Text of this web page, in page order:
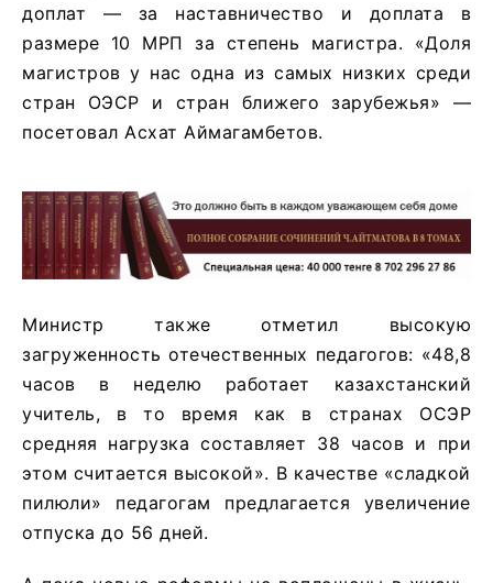
доплат — за наставничество и доплата в
размере 10 МРП за степень магистра. «Доля
магистров у нас одна из самых низких среди
стран ОЭСР и стран ближего зарубежья» —
посетовал Асхат Аймагамбетов.
Министр также отметил высокую
загруженность отечественных педагогов: «48,8
часов в неделю работает казахстанский
учитель, в то время как в странах ОСЭР
средняя нагрузка составляет 38 часов и при
этом считается высокой». В качестве «сладкой
пилюли» педагогам предлагается увеличение
отпуска до 56 дней.